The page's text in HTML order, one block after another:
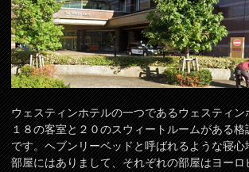
ウェスティンホテルの一つであるウェスティ
１８の客室と２０のスウィートルームがある
です。ヘブンリーベッドと呼ばれるような寝
部屋にはありまして、それぞれの部屋はヨー